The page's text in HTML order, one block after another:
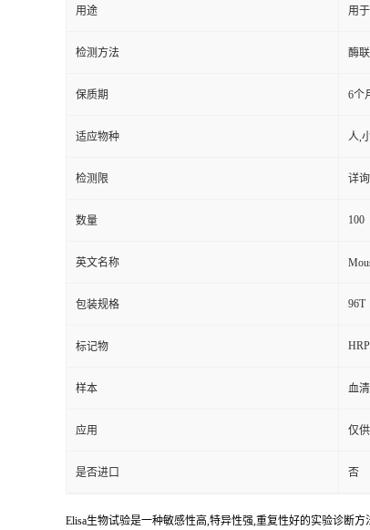
用途 用
检测方法 酶
保质期 6个
适应物种 人,
检测限 详询
数量 100
英文名称
包装规格 96T
标记物 HRP
样本 血
应用 仅
是否进口 否
Elisa生物试验是一种敏感性高,特异性强,重复性好的实验诊断